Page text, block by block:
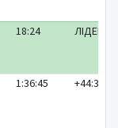
18:24 ЛІДЕР
1:36:45 +44:35